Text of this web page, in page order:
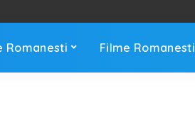
Romanesti Filme Romanesti